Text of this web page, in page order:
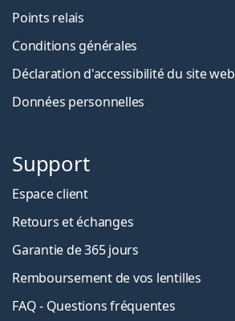
Points relais
Conditions générales
Déclaration d'accessibilité du site web
Données personnelles
Support
Espace client
Retours et échanges
Garantie de 365 jours
Remboursement de vos lentilles
FAQ - Questions fréquentes